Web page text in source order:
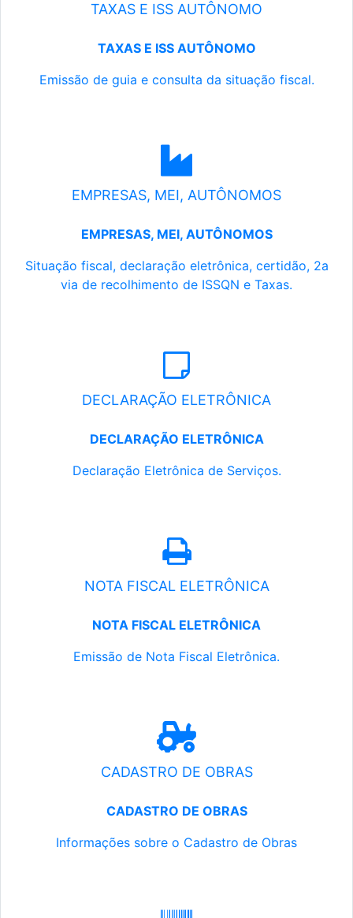
TAXAS E ISS AUTÔNOMO
TAXAS E ISS AUTÔNOMO
Emissão de guia e consulta da situação fiscal.
EMPRESAS, MEI, AUTÔNOMOS
EMPRESAS, MEI, AUTÔNOMOS
Situação fiscal, declaração eletrônica, certidão, 2a
via de recolhimento de ISSQN e Taxas.
DECLARAÇÃO ELETRÔNICA
DECLARAÇÃO ELETRÔNICA
Declaração Eletrônica de Serviços.
NOTA FISCAL ELETRÔNICA
NOTA FISCAL ELETRÔNICA
Emissão de Nota Fiscal Eletrônica.
CADASTRO DE OBRAS
CADASTRO DE OBRAS
Informações sobre o Cadastro de Obras